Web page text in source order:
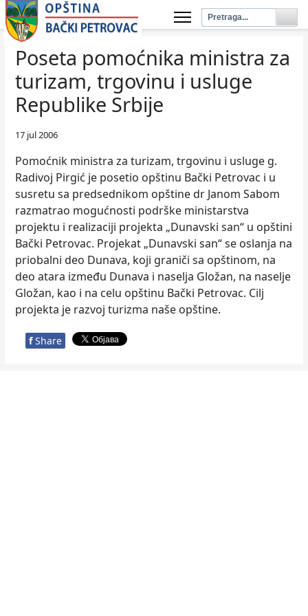
Poseta pomoćnika ministra za
turizam, trgovinu i usluge
Republike Srbije
17 jul 2006
Pomoćnik ministra za turizam, trgovinu i usluge g.
Radivoj Pirgić je posetio opštinu Bački Petrovac i u
susretu sa predsednikom opštine dr Janom Sabom
razmatrao mogućnosti podrške ministarstva
projektu i realizaciji projekta „Dunavski san“ u opštini
Bački Petrovac. Projekat „Dunavski san“ se oslanja na
priobalni deo Dunava, koji graniči sa opštinom, na
deo atara između Dunava i naselja Gložan, na naselje
Gložan, kao i na celu opštinu Bački Petrovac. Cilj
projekta je razvoj turizma naše opštine.
f Share